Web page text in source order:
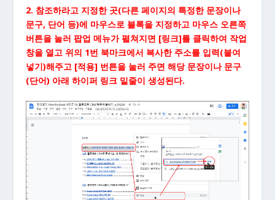
2. 참조하라고 지정한 곳(다른 페이지의 특정한 문장이나
문구, 단어 등)에 마우스로 블록을 지정하고 마우스 오른쪽
버튼을 눌러 팝업 메뉴가 펼쳐지면 [링크]를 클릭하여 작업
창을 열고 위의 1번 북마크에서 복사한 주소를 입력(붙여
넣기)해주고 [적용] 번튼을 눌러 주면 해당 문장이나 문구
(단어) 아래 하이퍼 링크 밑줄이 생성된다.